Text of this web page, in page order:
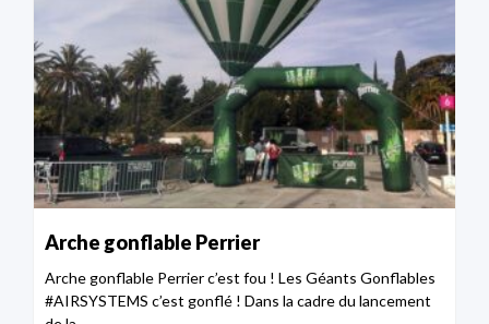
Arche gonflable Perrier
Arche gonflable Perrier c’est fou ! Les Géants Gonflables
#AIRSYSTEMS c’est gonflé ! Dans la cadre du lancement